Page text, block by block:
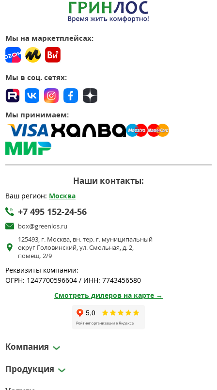
Мы на маркетплейсах:
Мы в соц. сетях:
Мы принимаем:
Наши контакты:
Ваш регион: Москва
+7 495 152-24-56
box@greenlos.ru
125493, г. Москва, вн. тер. г. муниципальный
округ Головинский, ул. Смольная, д. 2,
помещ. 2/9
Реквизиты компании:
ОГРН: 1247700596604 / ИНН: 7743456580
Смотреть дилеров на карте →
Компания
Продукция